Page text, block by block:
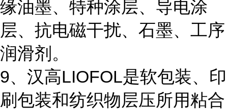
缘油墨、特种涂层、导电涂
层、抗电磁干扰、石墨、工序
润滑剂。
9、汉高LIOFOL是软包装、印
刷包装和纺织物层压所用粘合